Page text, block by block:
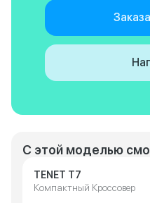
С этой моделью
TENET T7
Компактный Кроссовер